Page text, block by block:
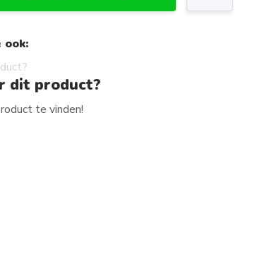
ook:
dit product?
te vinden!